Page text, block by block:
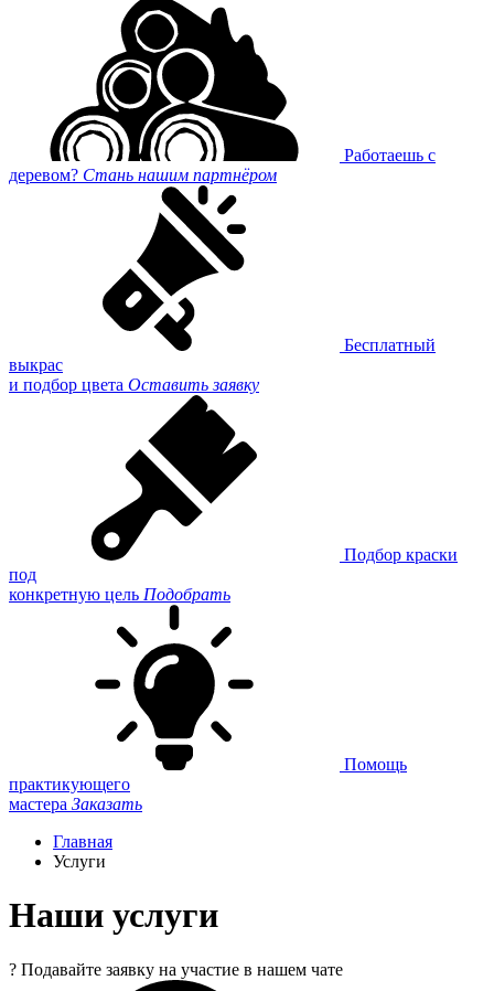
Работаешь с
деревом? Стань нашим партнёром
Бесплатный
выкрас
и подбор цвета Оставить заявку
Подбор краски
под
конкретную цель Подобрать
Помощь
практикующего
мастера Заказать
Главная
Услуги
Наши услуги
? Подавайте заявку на участие в нашем чате